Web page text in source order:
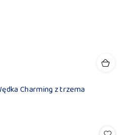
Charming z trzema